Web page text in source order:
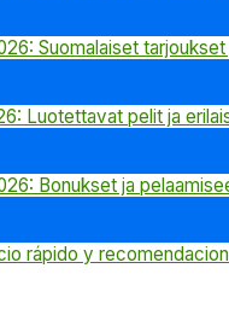
Suomalaiset
Luotettavat pelit ja
Bonukset ja
rápido y